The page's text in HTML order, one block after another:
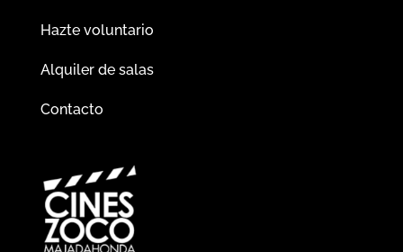
Hazte voluntario
Alquiler de salas
Contacto